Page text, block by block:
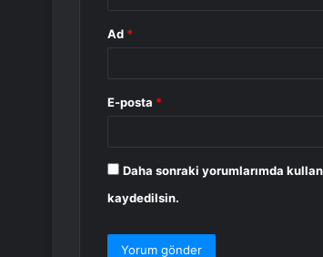
Ad *
E-posta *
Daha sonraki yorumlarımda
kaydedilsin.